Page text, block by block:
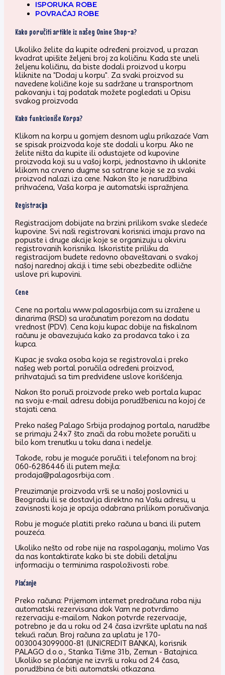
ISPORUKA ROBE
POVRAĆAJ ROBE
Kako poručiti artikle iz našeg Onine Shop-a?
Ukoliko želite da kupite određeni proizvod, u prazan
kvadrat upišite željeni broj za količinu. Kada ste uneli
željenu količinu, da biste dodali proizvod u korpu
kliknite na "Dodaj u korpu". Za svaki proizvod su
navedene količine koje su sadržane u transportnom
pakovanju i taj podatak možete pogledati u Opisu
svakog proizvoda
Kako funkcioniše Korpa?
Klikom na korpu u gornjem desnom uglu prikazaće Vam
se spisak proizvoda koje ste dodali u korpu. Ako ne
želite ništa da kupite ili odustajete od kupovine
proizvoda koji su u vašoj korpi, jednostavno ih uklonite
klikom na crveno dugme sa satrane koje se za svaki
proizvod nalazi iza cene. Nakon što je narudžbina
prihvaćena, Vaša korpa je automatski ispražnjena.
Registracija
Registracijom dobijate na brzini prilikom svake sledeće
kupovine. Svi naši registrovani korisnici imaju pravo na
popuste i druge akcije koje se organizuju u okviru
registrovanih korisnika. Iskoristite priliku da
registracijom budete redovno obaveštavani o svakoj
našoj narednoj akciji i time sebi obezbedite odlične
uslove pri kupovini.
Cene
Cene na portalu www.palagosrbija.com su izražene u
dinarima (RSD) sa uračunatim porezom na dodatu
vrednost (PDV). Cena koju kupac dobije na fiskalnom
računu je obavezujuća kako za prodavca tako i za
kupca.
Kupac je svaka osoba koja se registrovala i preko
našeg web portal poručila određeni proizvod,
prihvatajući sa tim predviđene uslove korišćenja.
Nakon što poruči proizvode preko web portala kupac
na svoju e-mail adresu dobija porudžbenicu na kojoj će
stajati cena.
Preko našeg Palago Srbija prodajnog portala, narudžbe
se primaju 24x7 što znači da robu možete poručiti u
bilo kom trenutku u toku dana i nedelje.
Takođe, robu je moguće poručiti i telefonom na broj:
060-6286446 ili putem mejla:
prodaja@palagosrbija.com .
Preuzimanje proizvoda vrši se u našoj poslovnici u
Beogradu ili se dostavlja direktno na Vašu adresu, u
zavisnosti koja je opcija odabrana prilikom poručivanja.
Robu je moguće platiti preko računa u banci ili putem
pouzeća.
Ukoliko nešto od robe nije na raspolaganju, molimo Vas
da nas kontaktirate kako bi ste dobili detaljnu
informaciju o terminima raspoloživosti robe.
Plaćanje
Preko računa: Prijemom internet predračuna roba niju
automatski rezervisana dok Vam ne potvrdimo
rezervaciju e-mailom. Nakon potvrde rezervacije,
potrebno je da u roku od 24 časa izvršite uplatu na naš
tekući račun. Broj računa za uplatu je 170-
0030043099000-81 (UNICREDIT BANKA), korisnik
PALAGO d.o.o., Stanka Tišme 31b, Zemun - Batajnica.
Ukoliko se plaćanje ne izvrši u roku od 24 časa,
porudžbina će biti automatski otkazana.